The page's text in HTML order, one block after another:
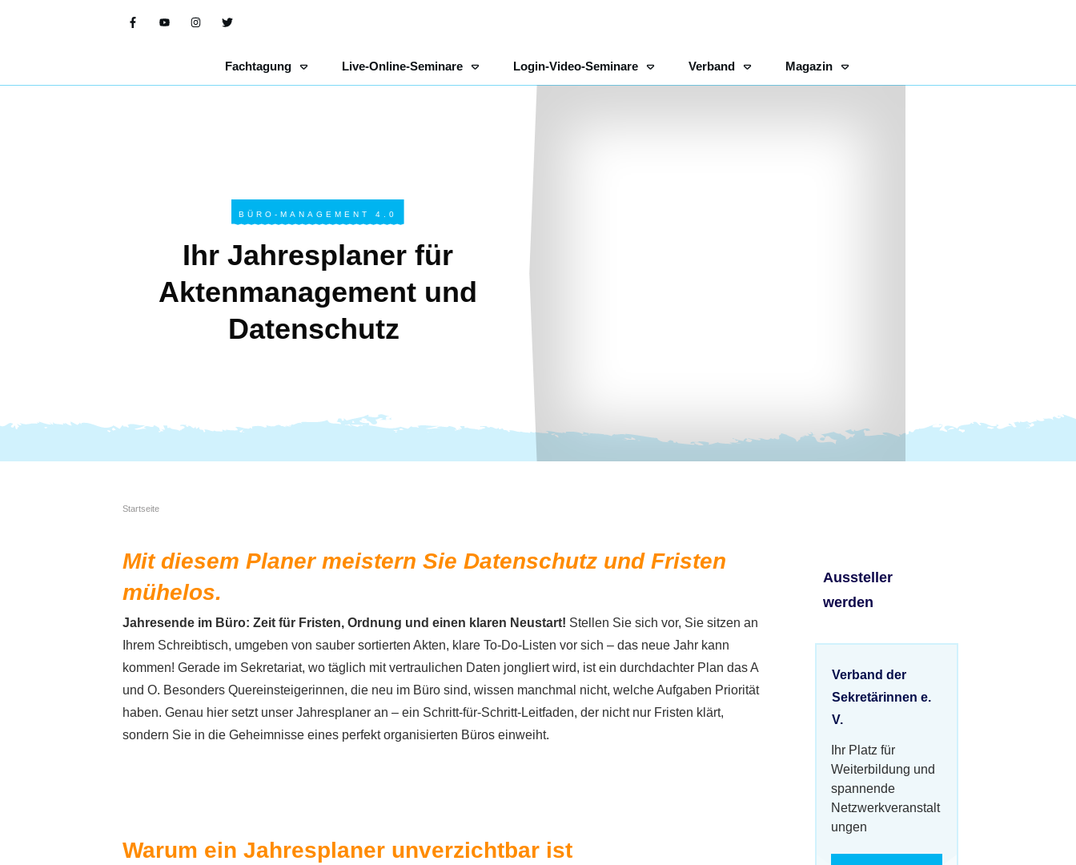
Fachtagung Live-Online-Seminare Login-Video-Seminare Verband Magazin
BÜRO-MANAGEMENT 4.0
Ihr Jahresplaner für
Aktenmanagement und
Datenschutz
Startseite
Mit diesem Planer meistern Sie Datenschutz und Fristen
mühelos.
Jahresende im Büro: Zeit für Fristen, Ordnung und einen klaren Neustart! Stellen Sie sich vor, Sie sitzen an
Ihrem Schreibtisch, umgeben von sauber sortierten Akten, klare To-Do-Listen vor sich – das neue Jahr kann
kommen! Gerade im Sekretariat, wo täglich mit vertraulichen Daten jongliert wird, ist ein durchdachter Plan das A
und O. Besonders Quereinsteigerinnen, die neu im Büro sind, wissen manchmal nicht, welche Aufgaben Priorität
haben. Genau hier setzt unser Jahresplaner an – ein Schritt-für-Schritt-Leitfaden, der nicht nur Fristen klärt,
sondern Sie in die Geheimnisse eines perfekt organisierten Büros einweiht.
Warum ein Jahresplaner unverzichtbar ist
Aussteller
werden
Verband der
Sekretärinnen e.
V.
Ihr Platz für
Weiterbildung und
spannende
Netzwerkveranstalt
ungen